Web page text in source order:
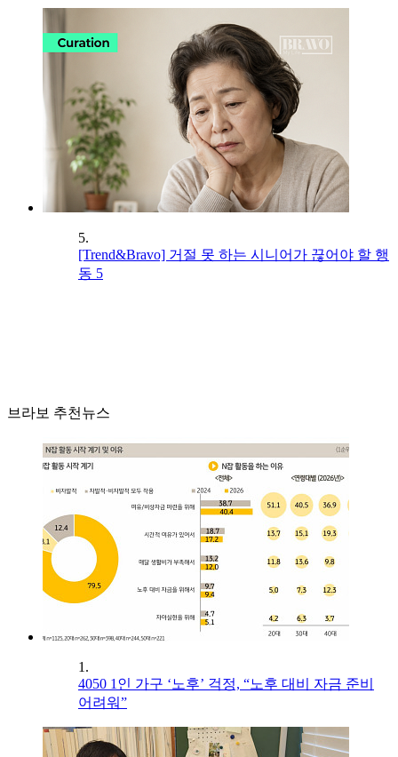
5.
[Trend&Bravo] 거절 못 하는 시니어가 끊어야 할 행
동 5
브라보 추천뉴스
1.
4050 1인 가구 ‘노후’ 걱정, “노후 대비 자금 준비
어려워”